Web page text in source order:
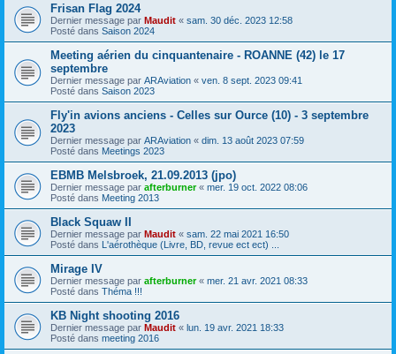
Frisan Flag 2024
Dernier message par Maudit « sam. 30 déc. 2023 12:58
Posté dans Saison 2024
Meeting aérien du cinquantenaire - ROANNE (42) le 17
septembre
Dernier message par ARAviation « ven. 8 sept. 2023 09:41
Posté dans Saison 2023
Fly'in avions anciens - Celles sur Ource (10) - 3 septembre
2023
Dernier message par ARAviation « dim. 13 août 2023 07:59
Posté dans Meetings 2023
EBMB Melsbroek, 21.09.2013 (jpo)
Dernier message par afterburner« mer. 19 oct. 2022 08:06
Posté dans Meeting 2013
Black Squaw II
Dernier message par Maudit « sam. 22 mai 2021 16:50
Posté dans L'aérothèque (Livre, BD, revue ect ect) ...
Mirage IV
Dernier message par afterburner« mer. 21 avr. 2021 08:33
Posté dans Théma !!!
KB Night shooting 2016
Dernier message par Maudit « lun. 19 avr. 2021 18:33
Posté dans meeting 2016